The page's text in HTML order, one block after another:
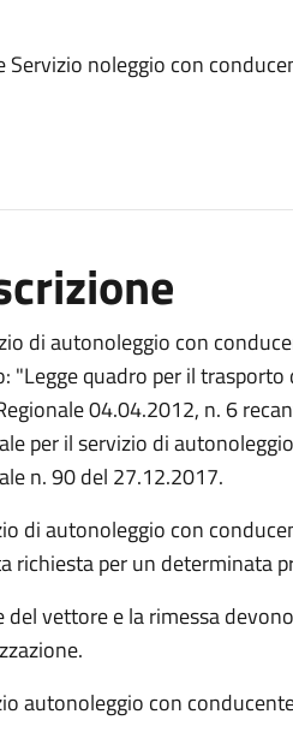
noleggio con
di autonoleggio con
"Legge quadro per il
04.04.2012, n. 6
per il servizio di
n. 90 del 27.12.2017.
di autonoleggio con
richiesta per un determinata
del vettore e la rimessa
autonoleggio con